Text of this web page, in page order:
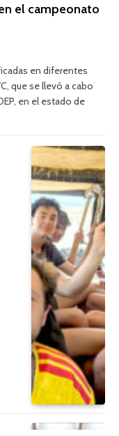
el campeonato
en diferentes
que se llevó a cabo
en el estado de